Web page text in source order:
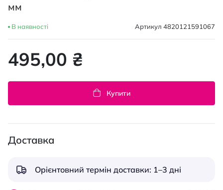
мм
В наявності Артикул 4820121591067
495,00 ₴
Купити
Доставка
Орієнтовний термін доставки: 1–3 дні